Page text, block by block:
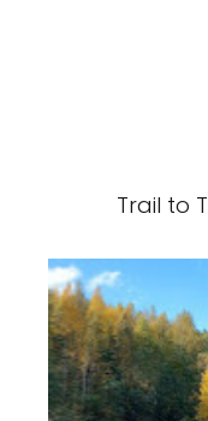
Trail to